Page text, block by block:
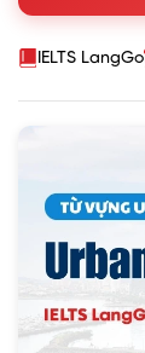
IELTS LangGo